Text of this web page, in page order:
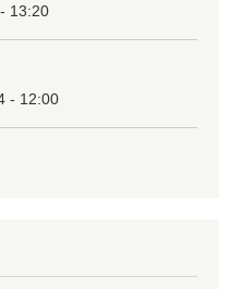
13:20
- 12:00